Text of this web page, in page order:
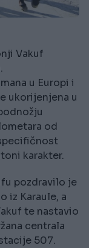
Vakuf
u Europi i
ukorijenjena u
od
karakter.
pozdravilo je
iz Karaule, a
te nastavio
centrala
507.